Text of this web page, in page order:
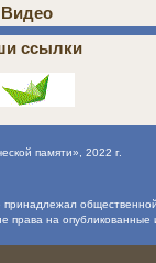
Видео
ссылки
памяти», 2022 г.
права на